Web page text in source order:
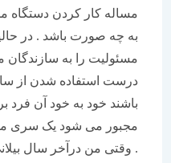
مساله کار کردن دستگاه مطرح
به چه صورت باشد . در حالیکه ما
مسئولیت را به سازندگان منتقل
درست استفاده شدن از
باشند خود به خود آن فرد
مجبور می شود یک سری مسائل
. وقتی من درآخر سال بیلانی به